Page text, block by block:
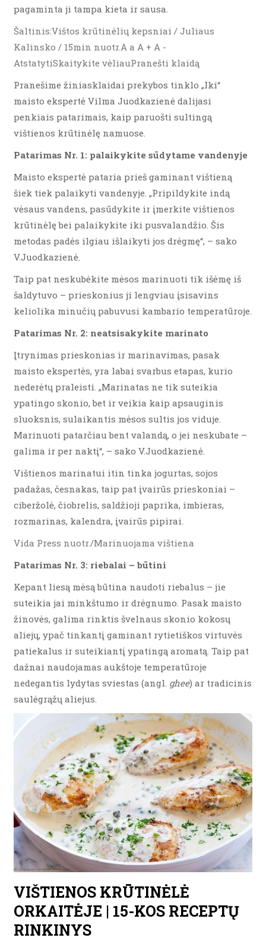
pagaminta ji tampa kieta ir sausa.
Šaltinis:Vištos krūtinėlių kepsniai / Juliaus
Kalinsko / 15min nuotr.A a A + A -
AtstatytiSkaitykite vėliauPranešti klaidą
Pranešime žiniasklaidai prekybos tinklo „Iki“
maisto ekspertė Vilma Juodkazienė dalijasi
penkiais patarimais, kaip paruošti sultingą
vištienos krūtinėlę namuose.
Patarimas Nr. 1: palaikykite sūdytame vandenyje
Maisto ekspertė pataria prieš gaminant vištieną
šiek tiek palaikyti vandenyje. „Pripildykite indą
vėsaus vandens, pasūdykite ir įmerkite vištienos
krūtinėlę bei palaikykite iki pusvalandžio. Šis
metodas padės ilgiau išlaikyti jos drėgmę“, – sako
V.Juodkazienė.
Taip pat neskubėkite mėsos marinuoti tik išėmę iš
šaldytuvo – prieskonius ji lengviau įsisavins
keliolika minučių pabuvusi kambario temperatūroje.
Patarimas Nr. 2: neatsisakykite marinato
Įtrynimas prieskonias ir marinavimas, pasak
maisto ekspertės, yra labai svarbus etapas, kurio
nederėtų praleisti. „Marinatas ne tik suteikia
ypatingo skonio, bet ir veikia kaip apsauginis
sluoksnis, sulaikantis mėsos sultis jos viduje.
Marinuoti patarčiau bent valandą, o jei neskubate –
galima ir per naktį“, – sako V.Juodkazienė.
Vištienos marinatui itin tinka jogurtas, sojos
padažas, česnakas, taip pat įvairūs prieskoniai –
ciberžolė, čiobrelis, saldžioji paprika, imbieras,
rozmarinas, kalendra, įvairūs pipirai.
Vida Press nuotr./Marinuojama vištiena
Patarimas Nr. 3: riebalai – būtini
Kepant liesą mėsą būtina naudoti riebalus – jie
suteikia jai minkštumo ir drėgnumo. Pasak maisto
žinovės, galima rinktis švelnaus skonio kokosų
aliejų, ypač tinkantį gaminant rytietiškos virtuvės
patiekalus ir suteikiantį ypatingą aromatą. Taip pat
dažnai naudojamas aukštoje temperatūroje
nedegantis lydytas sviestas (angl. ghee) ar tradicinis
saulėgrąžų aliejus.
VIŠTIENOS KRŪTINĖLĖ
ORKAITĖJE | 15-KOS RECEPTŲ
RINKINYS